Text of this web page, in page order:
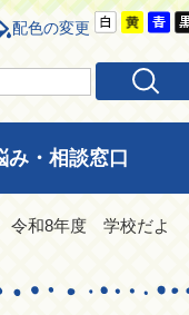
配色の変更
み・相談窓口
令和8年度 学校だよ